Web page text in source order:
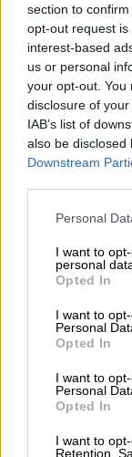
section to
opt-out request
interest-based
us or personal
your opt-out. You
disclosure of
IAB’s list of
also be disclosed
Downstream
Personal
I want to
personal
Opted In
I want to
Personal
Opted In
I want to
Personal
Opted In
I want to
Retention,
utili
Chi
Privacy
policy
pratico da
momenti di
prevedere
organizzare
Ad esempio,
giardino
accessori,
ombreggianti
confortevoli
Scopri
organizzare
pratico.
2.
del